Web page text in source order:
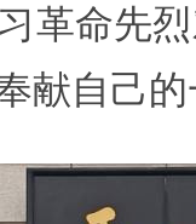
革命先
献自己